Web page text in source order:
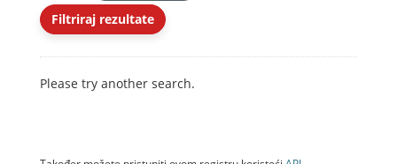
Filtriraj rezultate
Please try another search.